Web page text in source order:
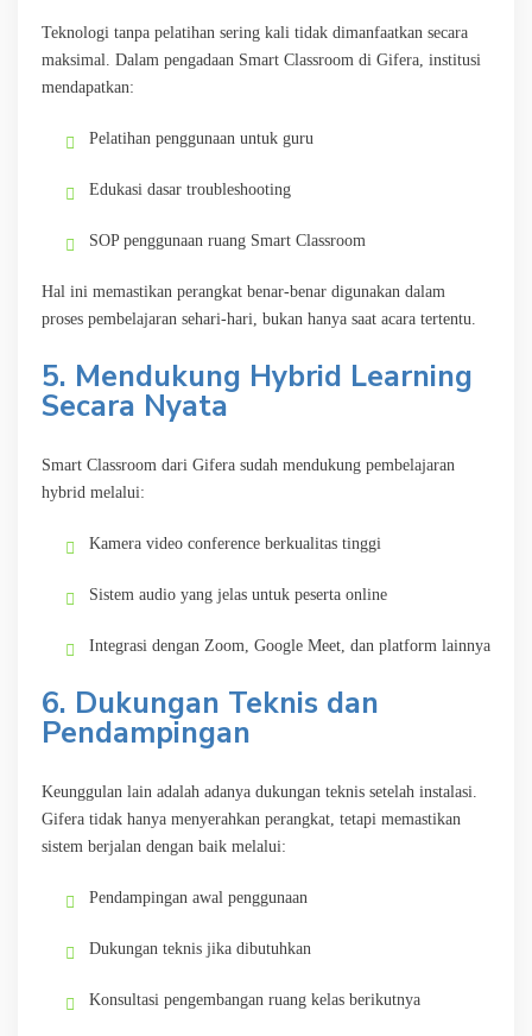
Teknologi tanpa pelatihan sering kali tidak dimanfaatkan secara
maksimal. Dalam pengadaan Smart Classroom di Gifera, institusi
mendapatkan:
Pelatihan penggunaan untuk guru
Edukasi dasar troubleshooting
SOP penggunaan ruang Smart Classroom
Hal ini memastikan perangkat benar-benar digunakan dalam
proses pembelajaran sehari-hari, bukan hanya saat acara tertentu.
5. Mendukung Hybrid Learning
Secara Nyata
Smart Classroom dari Gifera sudah mendukung pembelajaran
hybrid melalui:
Kamera video conference berkualitas tinggi
Sistem audio yang jelas untuk peserta online
Integrasi dengan Zoom, Google Meet, dan platform lainnya
6. Dukungan Teknis dan
Pendampingan
Keunggulan lain adalah adanya dukungan teknis setelah instalasi.
Gifera tidak hanya menyerahkan perangkat, tetapi memastikan
sistem berjalan dengan baik melalui:
Pendampingan awal penggunaan
Dukungan teknis jika dibutuhkan
Konsultasi pengembangan ruang kelas berikutnya